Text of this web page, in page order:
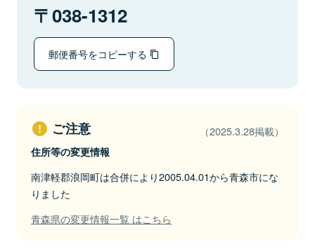
038-1312
郵便番号をコピーする
ご注意 （2025.3.28掲載）
住所等の変更情報
南津軽郡浪岡町は合併により2005.04.01から青森市にな
りました
青森県の変更情報一覧 はこちら